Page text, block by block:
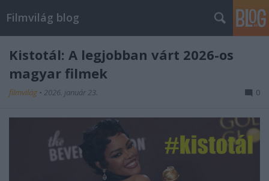
Filmvilág blog
Kistotál: A legjobban várt 2026-os
magyar filmek
filmvilág • 2026. január 23. 0